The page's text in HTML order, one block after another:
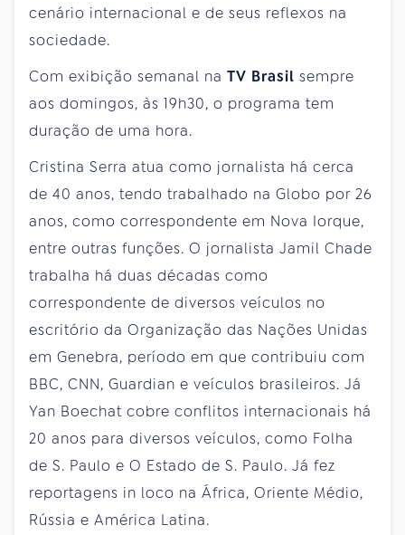
cenário internacional e de seus reflexos na
sociedade.
Com exibição semanal na TV Brasil sempre
aos domingos, às 19h30, o programa tem
duração de uma hora.
Cristina Serra atua como jornalista há cerca
de 40 anos, tendo trabalhado na Globo por 26
anos, como correspondente em Nova Iorque,
entre outras funções. O jornalista Jamil Chade
trabalha há duas décadas como
correspondente de diversos veículos no
escritório da Organização das Nações Unidas
em Genebra, período em que contribuiu com
BBC, CNN, Guardian e veículos brasileiros. Já
Yan Boechat cobre conflitos internacionais há
20 anos para diversos veículos, como Folha
de S. Paulo e O Estado de S. Paulo. Já fez
reportagens in loco na África, Oriente Médio,
Rússia e América Latina.